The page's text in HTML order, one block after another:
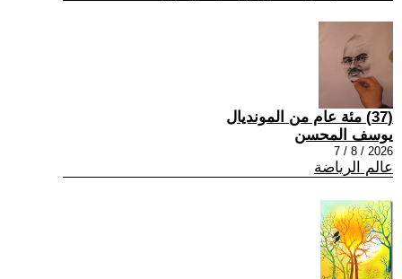
(37) مئة عام من المونديال
يوسف المحسن
2026 / 8 / 7
عالم الرياضة